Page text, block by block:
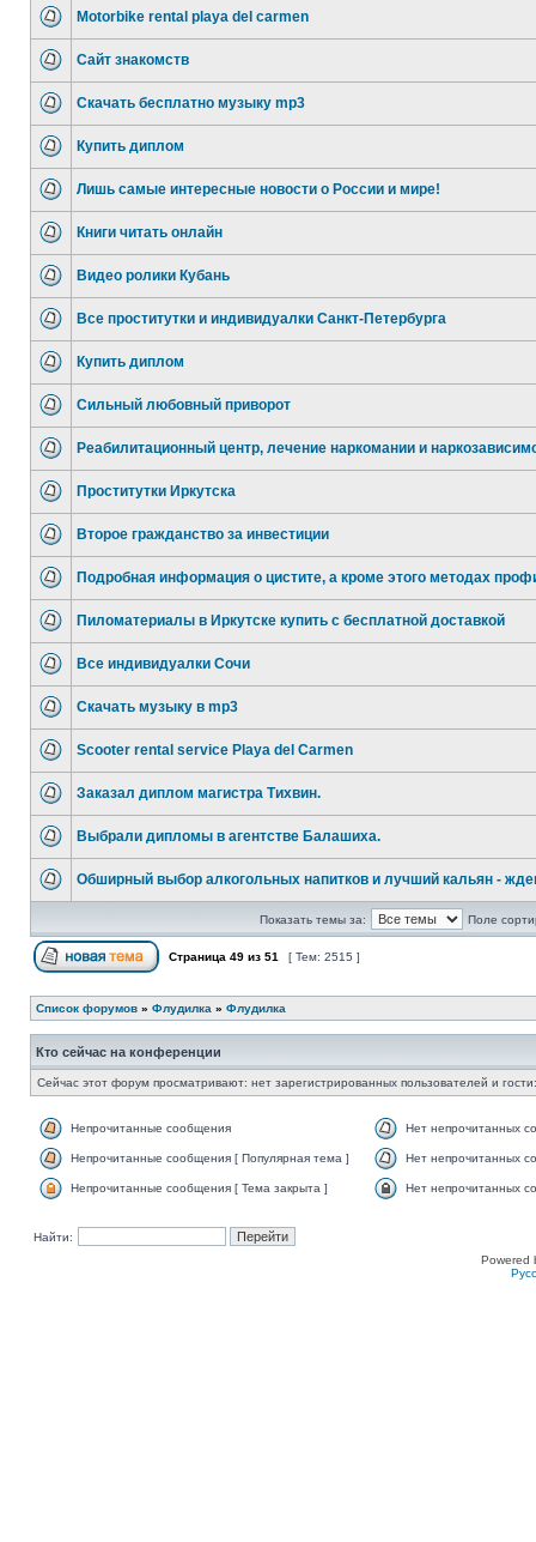
Motorbike rental playa del carmen
Сайт знакомств
Скачать бесплатно музыку mp3
Купить диплом
Лишь самые интересные новости о России и мире!
Книги читать онлайн
Видео ролики Кубань
Все проститутки и индивидуалки Санкт-Петербурга
Купить диплом
Сильный любовный приворот
Реабилитационный центр, лечение наркомании и
Проститутки Иркутска
Второе гражданство за инвестиции
Подробная информация о цистите, а кроме этого методах
Пиломатериалы в Иркутске купить с бесплатной доставкой
Все индивидуалки Сочи
Скачать музыку в mp3
Scooter rental service Playa del Carmen
Заказал диплом магистра Тихвин.
Выбрали дипломы в агентстве Балашиха.
Обширный выбор алкогольных напитков и лучший кальян -
Показать темы за: Поле
Страница 49 из 51 [ Тем: 2515 ]
Список форумов » Флудилка » Флудилка
Кто сейчас на конференции
Сейчас этот форум просматривают: нет зарегистрированных пользователей и
Непрочитанные сообщения Нет непрочитанных
Непрочитанные сообщения [ Популярная тема ] Нет непрочитанных
Непрочитанные сообщения [ Тема закрыта ] Нет непрочитанных
Найти:
Powered